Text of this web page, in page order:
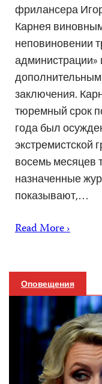
фрилансера
Карнея
неповиновении
администрации»
заключения.
тюремный срок
года был
экстремистской
восемь месяцев
назначенные
показывают,…
Read More ›
Оповещения